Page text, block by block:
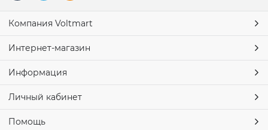
Компания Voltmart
Интернет-магазин
Информация
Личный кабинет
Помощь